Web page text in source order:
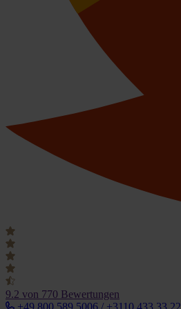
9.2 von 770 Bewertungen
+49 800 589 5006 / +3110 433 33 22